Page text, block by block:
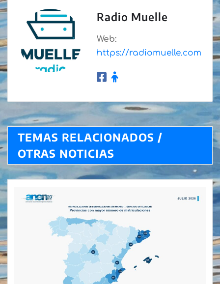
Radio Muelle
Web:
https://radiomuelle.com
TEMAS RELACIONADOS /
OTRAS NOTICIAS